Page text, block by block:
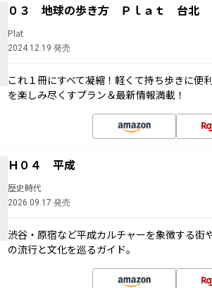
０３ 地球の歩き方 Ｐｌａｔ 台北
Plat
2024.12.19 発売
これ１冊にすべて凝縮！軽くて持ち歩きに
を楽しみ尽くすプラン＆最新情報満載！
Ｈ０４ 平成
歴史時代
2026.09.17 発売
渋谷・原宿など平成カルチャーを象徴する
の流行と文化を巡るガイド。